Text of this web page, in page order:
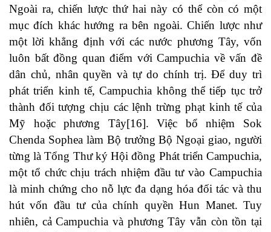
Ngoài ra, chiến lược thứ hai này có thể còn có một
mục đích khác hướng ra bên ngoài. Chiến lược như
một lời khẳng định với các nước phương Tây, vốn
luôn bất đồng quan điểm với Campuchia về vấn đề
dân chủ, nhân quyền và tự do chính trị. Để duy trì
phát triển kinh tế, Campuchia không thể tiếp tục trở
thành đối tượng chịu các lệnh trừng phạt kinh tế của
Mỹ hoặc phương Tây[16]. Việc bổ nhiệm Sok
Chenda Sophea làm Bộ trưởng Bộ Ngoại giao, người
từng là Tổng Thư ký Hội đồng Phát triển Campuchia,
một tổ chức chịu trách nhiệm đầu tư vào Campuchia
là minh chứng cho nỗ lực đa dạng hóa đối tác và thu
hút vốn đầu tư của chính quyền Hun Manet. Tuy
nhiên, cả Campuchia và phương Tây vẫn còn tồn tại